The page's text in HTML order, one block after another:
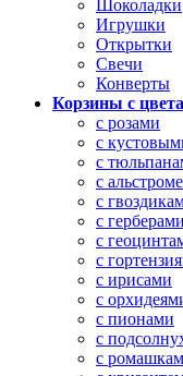
Шоколадки
Игрушки
Открытки
Свечи
Конверты
Корзины с
с розами
с
с
с
с
с герберами
с
с
с ирисами
с
с пионами
с
с